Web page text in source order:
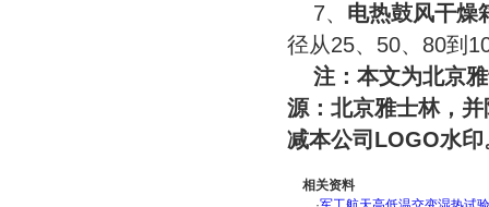
7、 电热鼓风干燥
径从25、50、80到
注：本文为北京
源：北京雅士林，
减本公司LOGO水印
相关资料